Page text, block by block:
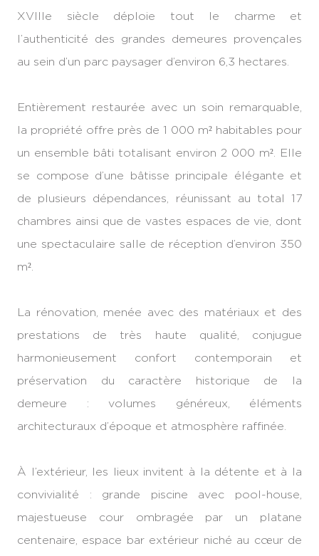
XVIIIe siècle déploie tout le charme et
l’authenticité des grandes demeures provençales
au sein d’un parc paysager d’environ 6,3 hectares.
Entièrement restaurée avec un soin remarquable,
la propriété offre près de 1 000 m² habitables pour
un ensemble bâti totalisant environ 2 000 m². Elle
se compose d’une bâtisse principale élégante et
de plusieurs dépendances, réunissant au total 17
chambres ainsi que de vastes espaces de vie, dont
une spectaculaire salle de réception d’environ 350
m².
La rénovation, menée avec des matériaux et des
prestations de très haute qualité, conjugue
harmonieusement confort contemporain et
préservation du caractère historique de la
demeure : volumes généreux, éléments
architecturaux d’époque et atmosphère raffinée.
À l’extérieur, les lieux invitent à la détente et à la
convivialité : grande piscine avec pool-house,
majestueuse cour ombragée par un platane
centenaire, espace bar extérieur niché au cœur de